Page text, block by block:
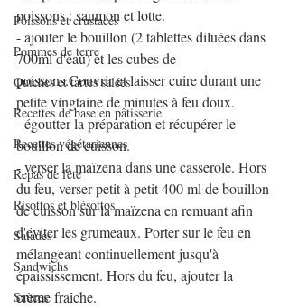
Poissons et crustacés
Pommes de terre
Quiches et tartes salées
Recettes de base en pâtisserie
Recettes végétariennes
Repas de fête
Risottos et blésottos
Salades
Sandwichs
Sauces
poissons : saumon et lotte.
- ajouter le bouillon (2 tablettes diluées dans
700ml d'eau) et les cubes de
poissons.Couvrir et laisser cuire durant une
petite vingtaine de minutes à feu doux.
- égoutter la préparation et récupérer le
bouillon de cuisson.
- verser la maïzena dans une casserole. Hors
du feu, verser petit à petit 400 ml de bouillon
de cuisson sur la maïzena en remuant afin
d'éviter les grumeaux. Porter sur le feu en
mélangeant continuellement jusqu'à
épaississement. Hors du feu, ajouter la
crème fraîche.